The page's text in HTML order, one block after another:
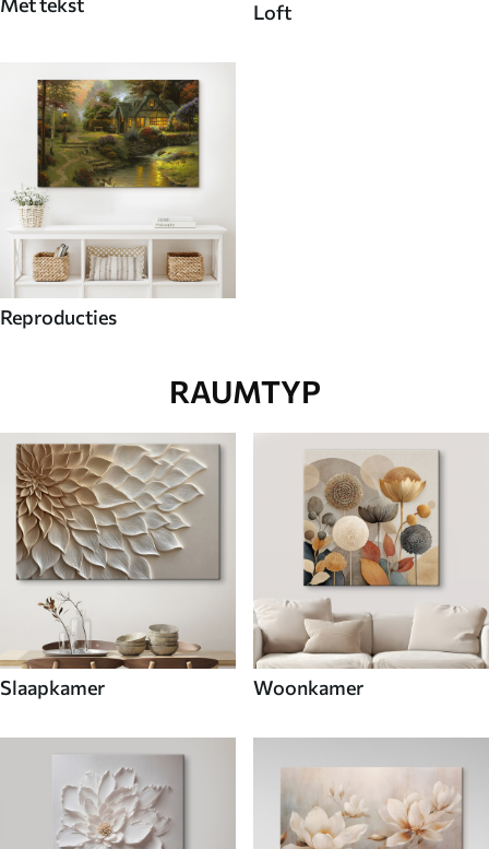
Loft
Reproducties
RAUMTYP
Slaapkamer Woonkamer